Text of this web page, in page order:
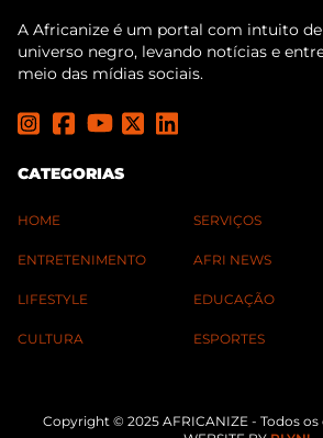
A Africanize é um portal com intuito
universo negro, levando notícias e
meio das mídias sociais.
CATEGORIAS
HOME
ENTRETENIMENTO
LIFESTYLE
CULTURA
SERVIÇOS
AFRI NEWS
EDUCAÇÃO
ESPORTES
Copyright © 2025 AFRICANIZE - Todos